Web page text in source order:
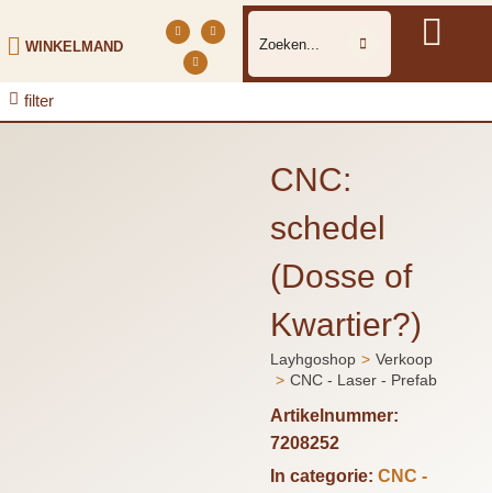
WINKELMAND
filter
CNC:
schedel
(Dosse of
Kwartier?)
Je bent hier:
Layhgoshop
Verkoop
CNC - Laser - Prefab
Artikelnummer:
7208252
In categorie: CNC -